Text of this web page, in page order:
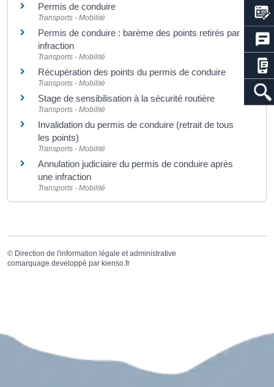
Permis de conduire
Transports - Mobilité
Permis de conduire : barème des points retirés par
infraction
Transports - Mobilité
Récupération des points du permis de conduire
Transports - Mobilité
Stage de sensibilisation à la sécurité routière
Transports - Mobilité
Invalidation du permis de conduire (retrait de tous
les points)
Transports - Mobilité
Annulation judiciaire du permis de conduire après
une infraction
Transports - Mobilité
© Direction de l'information légale et administrative
comarquage developpé par kienso.fr